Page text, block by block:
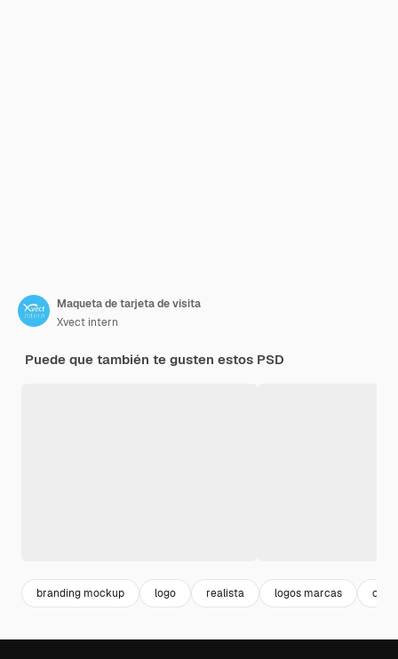
Maqueta de tarjeta de visita
Xvect intern
Puede que también te gusten estos PSD
branding mockup logo realista logos marcas